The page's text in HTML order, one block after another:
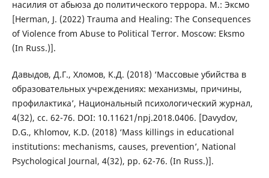
насилия от абьюза до политического террора. М.: Эксмо
[Herman, J. (2022) Trauma and Healing: The Consequences
of Violence from Abuse to Political Terror. Moscow: Eksmo
(In Russ.)].
Давыдов, Д.Г., Хломов, К.Д. (2018) ‘Массовые убийства в
образовательных учреждениях: механизмы, причины,
профилактика’, Национальный психологический журнал,
4(32), сс. 62-76. DOI: 10.11621/npj.2018.0406. [Davydov,
D.G., Khlomov, K.D. (2018) ‘Mass killings in educational
institutions: mechanisms, causes, prevention’, National
Psychological Journal, 4(32), pp. 62-76. (In Russ.)].